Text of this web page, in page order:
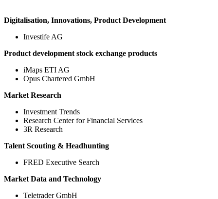
Digitalisation, Innovations, Product Development
Investife AG
Product development stock exchange products
iMaps ETI AG
Opus Chartered GmbH
Market Research
Investment Trends
Research Center for Financial Services
3R Research
Talent Scouting & Headhunting
FRED Executive Search
Market Data and Technology
Teletrader GmbH